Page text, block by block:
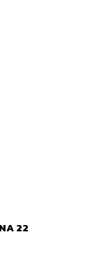
22